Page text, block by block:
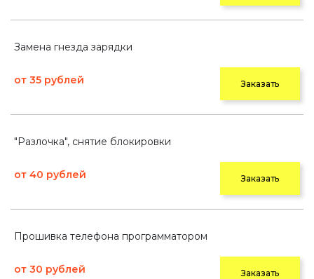
Замена гнезда зарядки
от 35 рублей Заказать
"Разлочка", снятие блокировки
от 40 рублей Заказать
Прошивка телефона программатором
от 30 рублей Заказать